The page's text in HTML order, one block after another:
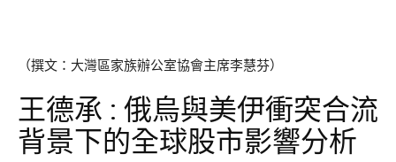
（撰文：大灣區家族辦公室協會主席李慧芬）
王德承 : 俄烏與美伊衝突合流
背景下的全球股市影響分析